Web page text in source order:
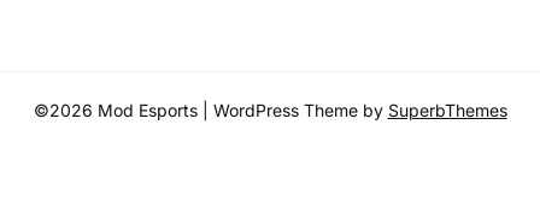
©2026 Mod Esports | WordPress Theme by SuperbThemes